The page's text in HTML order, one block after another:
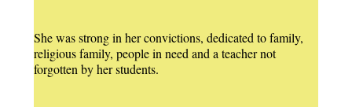
She was strong in her convictions, dedicated to family,
religious family, people in need and a teacher not
forgotten by her students.